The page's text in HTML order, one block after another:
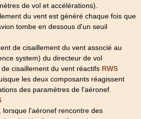
de vol et accélérations).
du vent est généré chaque fois que
tombe en dessous d'un seuil
de cisaillement du vent associé au
system) du directeur de vol
cisaillement du vent réactifs RWS
les deux composants réagissent
des paramètres de l'aéronef.
lorsque l'aéronef rencontre des